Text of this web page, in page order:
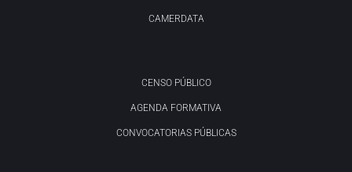
CAMERDATA
CENSO PÚBLICO
AGENDA FORMATIVA
CONVOCATORIAS PÚBLICAS